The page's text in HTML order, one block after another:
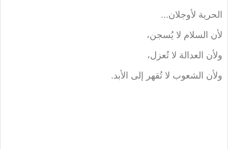
الحرية لأوجلان...
لأن السلام لا يُسجن،
ولأن العدالة لا تُعزل،
ولأن الشعوب لا تُقهر إلى الأبد.